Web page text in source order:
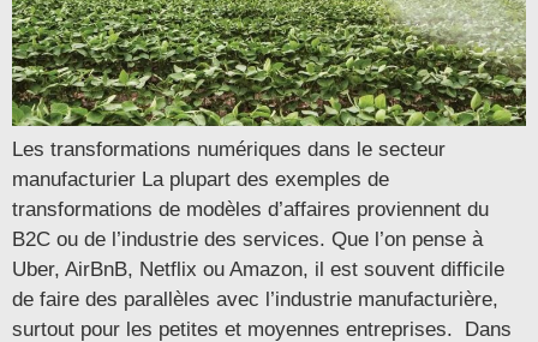
Les transformations numériques dans le secteur
manufacturier La plupart des exemples de
transformations de modèles d’affaires proviennent du
B2C ou de l’industrie des services. Que l’on pense à
Uber, AirBnB, Netflix ou Amazon, il est souvent difficile
de faire des parallèles avec l’industrie manufacturière,
surtout pour les petites et moyennes entreprises. Dans